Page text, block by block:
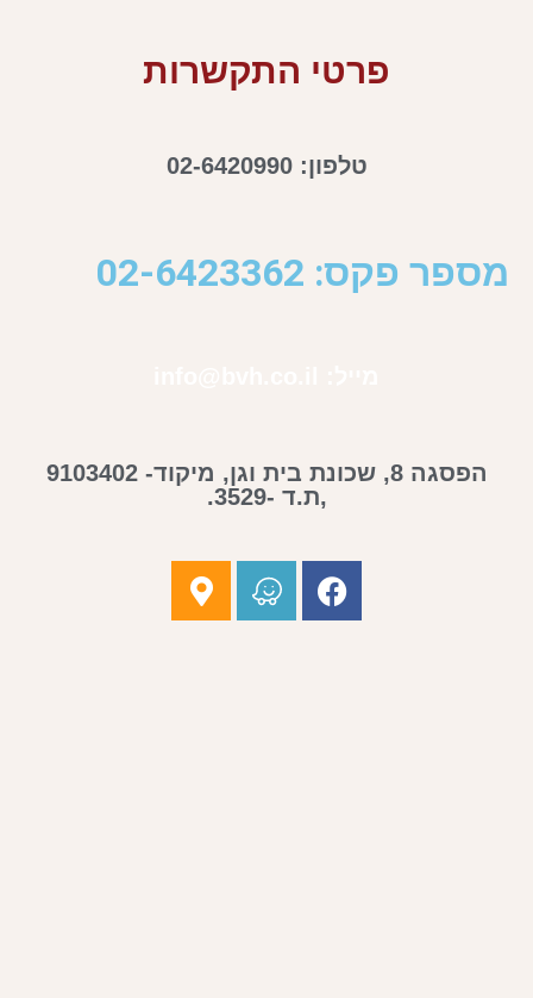
פרטי התקשרות
טלפון: 02-6420990
מספר פקס: 02-6423362
הפסגה 8, שכונת בית וגן, מיקוד- 9103402
,ת.ד -3529.